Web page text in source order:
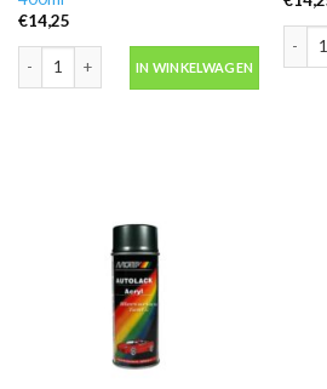
€14,25
Motip Kompakt 53870 blauw metallic
IN WINKELWAGEN